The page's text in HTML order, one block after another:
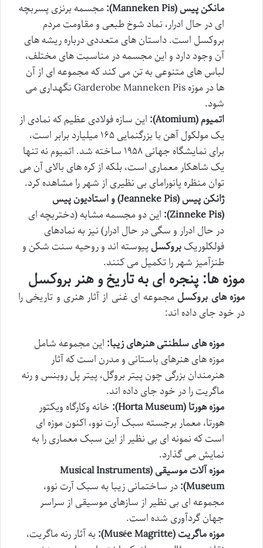
مانکن پیس (Manneken Pis):
مجسمه برنزی پسربچه
ای در حال ادرار، نماد شوخ طبعی و مقاومت مردم
بروکسل است. داستان های متعددی درباره ریشه های
آن وجود دارد و این مجسمه در مناسبت های مختلف،
لباس های متنوعی به تن می کند که مجموعه ای از آن
ها در موزه Garderobe Manneken Pis نگهداری می
شود.
اتمیوم (Atomium):
این سازه فولادی عظیم که نمادی از
یک مولکول آهن با بزرگنمایی ۱۶۵ میلیارد برابر است،
برای نمایشگاه جهانی ۱۹۵۸ ساخته شد. اتمیوم نه تنها
یک شاهکار معماری است، بلکه از کره های بالای آن می
توان منظره پانورامای بی نظیری از شهر را مشاهده کرد.
ژانکن پیس (Jeanneke Pis) و استادیون پیس
(Zinneke Pis):
این دو مجسمه مشابه (دختربچه ای
در حال ادرار و سگی در حال ادرار) نیز به نمادهای
فولکلوریکبروکسلپیوسته اند و روحیه سنت شکن و
طنزآمیز شهر را تکمیل می کنند.
موزه ها: پنجره ای به تاریخ و هنر بروکسل
موزه های بروکسل مجموعه ای غنی از آثار هنری و تاریخی را
در خود جای داده اند:
موزه های سلطنتی هنرهای زیبا: این مجموعه شامل
موزه های هنرهای باستانی و مدرن است که آثار
هنرمندان بزرگی چون پیتر بروگل، پیتر پل روبنس و رنه
ماگریت را در خود جای داده اند.
موزه هورتا (Horta Museum):
خانه وکارگاه ویکتور
هورتا، معمار برجسته سبک آرت نوو، اکنون موزه ای
است که نمونه ای بی نظیر از این سبک معماری را به
نمایش می گذارد.
موزه آلات موسیقی (Musical Instruments
Museum): در ساختمانی زیبا به سبک آرت نوو،
مجموعه ای بی نظیر از سازهای موسیقی از سراسر
جهان گردآوری شده است.
موزه ماگریت (Musée Magritte):
به آثار رنه ماگریت،